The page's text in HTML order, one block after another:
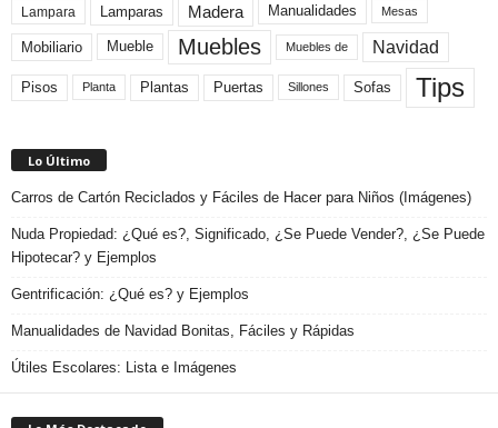
Lampara Lamparas Madera Manualidades Mesas
Mobiliario Mueble Muebles Muebles de Navidad
Pisos Planta Plantas Puertas Sillones Sofas Tips
Lo Último
Carros de Cartón Reciclados y Fáciles de Hacer para Niños (Imágenes)
Nuda Propiedad: ¿Qué es?, Significado, ¿Se Puede Vender?, ¿Se Puede
Hipotecar? y Ejemplos
Gentrificación: ¿Qué es? y Ejemplos
Manualidades de Navidad Bonitas, Fáciles y Rápidas
Útiles Escolares: Lista e Imágenes